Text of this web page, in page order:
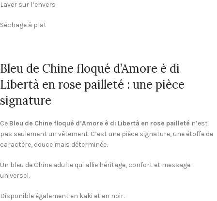
Laver sur l’envers
Séchage à plat
Bleu de Chine floqué d’Amore è di
Libertà en rose pailleté : une pièce
signature
Ce Bleu de Chine floqué d’Amore è di Libertà en rose pailleté n’est
pas seulement un vêtement. C’est une pièce signature, une étoffe de
caractère, douce mais déterminée.
Un bleu de Chine adulte qui allie héritage, confort et message
universel.
Disponible également en kaki et en noir.